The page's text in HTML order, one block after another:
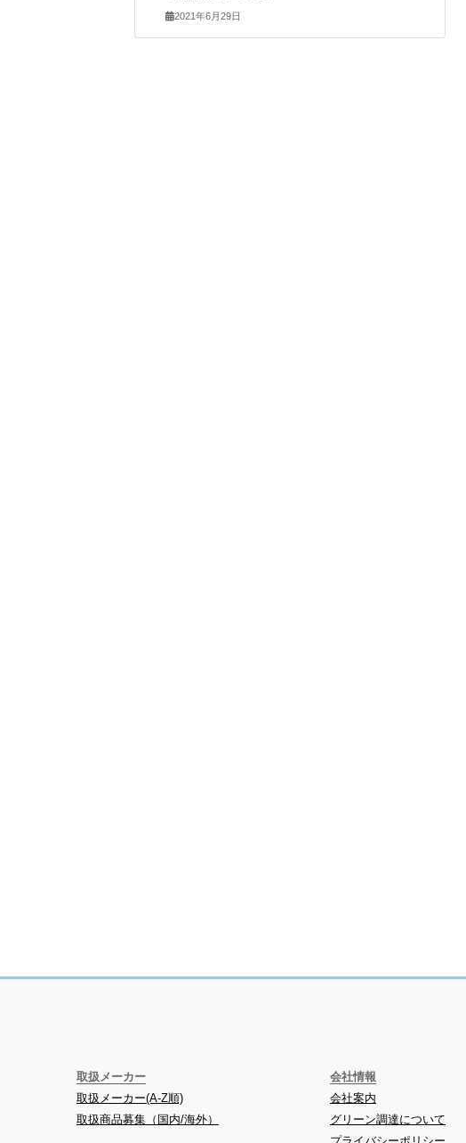
2021年6月29日
取扱メーカー
取扱メーカー(A-Z順)
取扱商品募集（国内/海外）
会社情報
会社案内
グリーン調達について